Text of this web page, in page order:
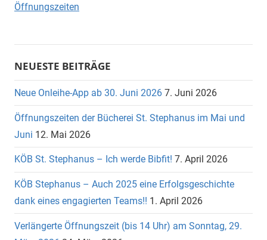
Öffnungszeiten
NEUESTE BEITRÄGE
Neue Onleihe-App ab 30. Juni 2026 7. Juni 2026
Öffnungszeiten der Bücherei St. Stephanus im Mai und
Juni 12. Mai 2026
KÖB St. Stephanus – Ich werde Bibfit! 7. April 2026
KÖB Stephanus – Auch 2025 eine Erfolgsgeschichte
dank eines engagierten Teams!! 1. April 2026
Verlängerte Öffnungszeit (bis 14 Uhr) am Sonntag, 29.